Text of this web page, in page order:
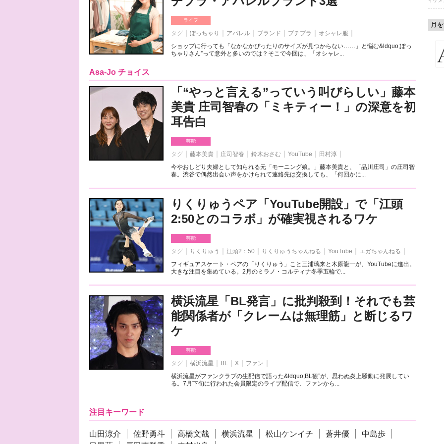
ライフ
タグ ぽっちゃり アパレル ブランド プチプラ
オシャレ服
ショップに行っても「なかなかぴったりのサイズが見つからない……」と悩む&ldquo;ぽっ
ちゃりさん”って意外と多いのでは？そこで今回は、「オシャレ...
Asa-Jo チョイス
「“やっと言える”っていう叫びらしい」藤本
美貴 庄司智春の「ミキティー！」の深意を初
耳告白
芸能
タグ 藤本美貴 庄司智春 鈴木おさむ YouTube
田村淳
今やおしどり夫婦として知られる元「モーニング娘。」藤本美貴と、「品川庄司」の庄司智
春。渋谷で偶然出会い声をかけられて連絡先は交換しても、「何回かに...
りくりゅうペア「YouTube開設」で「江頭
2:50とのコラボ」が確実視されるワケ
芸能
タグ りくりゅう 江頭2：50 りくりゅうちゃんねる YouTube
エガちゃんねる
フィギュアスケート・ペアの「りくりゅう」こと三浦璃来と木原龍一が、YouTubeに進出。
大きな注目を集めている。2月のミラノ・コルティナ冬季五輪で...
横浜流星「BL発言」に批判殺到！それでも芸
能関係者が「クレームは無理筋」と断じるワ
ケ
芸能
タグ 横浜流星 BL X
ファン
横浜流星がファンクラブの生配信で語った&ldquo;BL観”が、思わぬ炎上騒動に発展してい
る。7月下旬に行われた会員限定のライブ配信で、ファンから...
注目キーワード
山田涼介 佐野勇斗 高橋文哉 横浜流星 松山ケンイチ 蒼井優
中島歩